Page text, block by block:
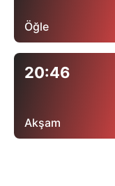
Öğle
20:46
Akşam